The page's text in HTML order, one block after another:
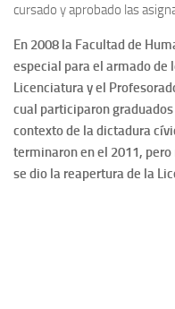
cursado y aprobado las
En 2008 la Facultad de
especial para el armado de
Licenciatura y el
cual participaron
contexto de la dictadura
terminaron en el 2011,
se dio la reapertura de la